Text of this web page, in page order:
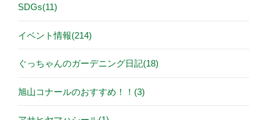
SDGs(11)
イベント情報(214)
ぐっちゃんのガーデニング日記(18)
旭山コナールのおすすめ！！(3)